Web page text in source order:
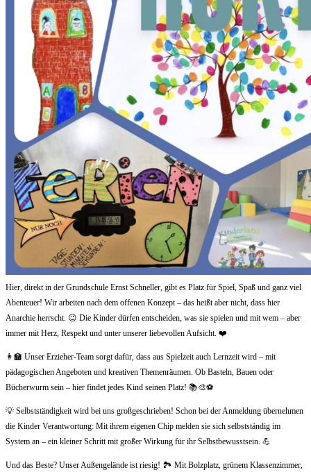
Hier, direkt in der Grundschule Ernst Schneller, gibt es Platz für Spiel, Spaß und ganz viel
Abenteuer! Wir arbeiten nach dem offenen Konzept – das heißt aber nicht, dass hier
Anarchie herrscht. 😉 Die Kinder dürfen entscheiden, was sie spielen und mit wem – aber
immer mit Herz, Respekt und unter unserer liebevollen Aufsicht. ❤️
👩‍🏫 Unser Erzieher-Team sorgt dafür, dass aus Spielzeit auch Lernzeit wird – mit
pädagogischen Angeboten und kreativen Themenräumen. Ob Basteln, Bauen oder
Bücherwurm sein – hier findet jedes Kind seinen Platz! 📚🎨⚽
💡 Selbstständigkeit wird bei uns großgeschrieben! Schon bei der Anmeldung übernehmen
die Kinder Verantwortung: Mit ihrem eigenen Chip melden sie sich selbstständig im
System an – ein kleiner Schritt mit großer Wirkung für ihr Selbstbewusstsein. 💪
Und das Beste? Unser Außengelände ist riesig! 🏞️ Mit Bolzplatz, grünem Klassenzimmer,